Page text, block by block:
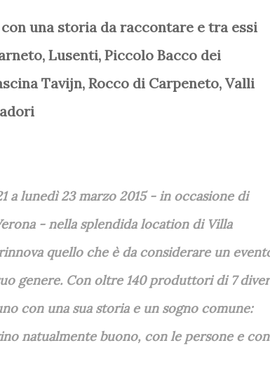
una storia da raccontare e tra essi
Lusenti, Piccolo Bacco dei
Tavijn, Rocco di Carpeneto, Valli
a lunedì 23 marzo 2015 - in occasione di
- nella splendida location di Villa
quello che è da considerare un
genere. Con oltre 140 produttori di 7
con una sua storia e un sogno comune:
natualmente buono, con le persone e con